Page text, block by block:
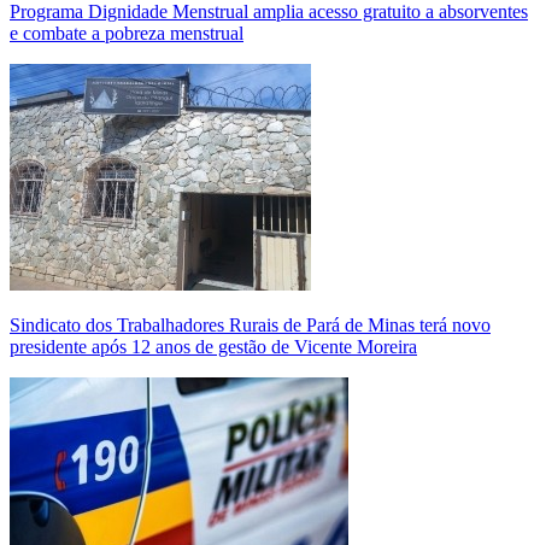
Programa Dignidade Menstrual amplia acesso gratuito a absorventes
e combate a pobreza menstrual
Sindicato dos Trabalhadores Rurais de Pará de Minas terá novo
presidente após 12 anos de gestão de Vicente Moreira